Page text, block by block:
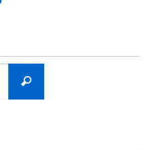
Recherche